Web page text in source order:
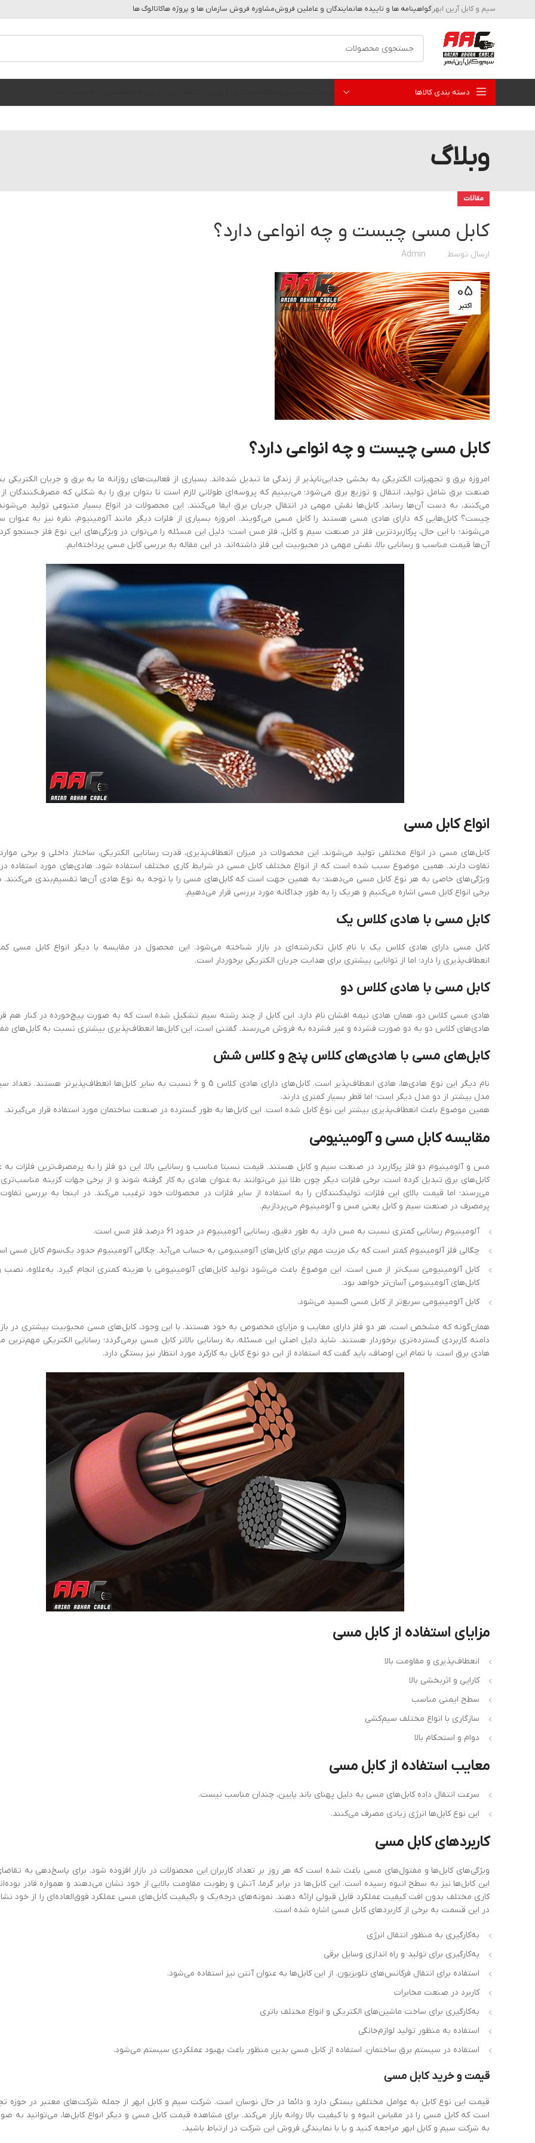
سیم و کابل آرین ابهر گواهینامه ها و تاییده هانمایندگان و عاملین فروشمشاوره فروش سازمان ها و پروژه هاکاتالوگ ها
دسته بندی کالاها
وبلاگ
مقالات
کابل مسی چیست و چه انواعی دارد؟
ارسال توسط Admin
05
اکتبر
کابل مسی چیست و چه انواعی دارد؟
امروزه برق و تجهیزات الکتریکی به بخشی جدایی‌ناپذیر از زندگی ما تبدیل شده‌اند. بسیاری از فعالیت‌های روزانه ما به برق و جریان الکتریکی
صنعت برق شامل تولید، انتقال و توزیع برق می‌شود؛ می‌بینیم که پروسه‌ای طولانی‌ لازم است تا بتوان برق را به شکلی که مصرف‌کنندگان از
می‌کنند، به دست آن‌ها رساند. کابل‌ها نقش مهمی در انتقال جریان برق ایفا می‌کنند. این محصولات در انواع بسیار متنوعی تولید
چیست؟ کابل‌هایی که دارای هادی مسی هستند را کابل مسی می‌گویند. امروزه بسیاری از فلزات دیگر مانند آلومینیوم، نقره نیز به عنوان
می‌شوند؛ با این ‌حال، پرکاربردترین فلز در صنعت سیم و کابل، فلز مس است؛ دلیل این مسئله را می‌توان در ویژگی‌های این نوع فلز جستجو
آن‌ها قیمت مناسب و رسانایی بالا، نقش مهمی در محبوبیت این فلز داشته‌اند. در این مقاله به بررسی کابل مسی پرداخته‌ایم.
انواع کابل مسی
کابل‌های مسی در انواع مختلفی تولید می‌شوند. این محصولات در میزان انعطاف‌پذیری، قدرت رسانایی الکتریکی، ساختار داخلی و برخی
تفاوت دارند. همین موضوع سبب شده است که از انواع مختلف کابل مسی در شرایط کاری مختلف استفاده شود. هادی‌های مورد استفاده در
ویژگی‌های خاصی به هر نوع کابل مسی می‌دهند؛ به همین جهت است که کابل‌های مسی را با توجه به نوع هادی آن‌ها تقسیم‌بندی می‌کنند.
برخی انواع کابل مسی اشاره می‌کنیم و هریک را به ‌طور جداگانه مورد بررسی قرار می‌دهیم.
کابل مسی با هادی کلاس یک
کابل مسی دارای هادی کلاس یک با نام کابل تک‌رشته‌ای در بازار شناخته می‌شود. این محصول در مقایسه با دیگر انواع کابل مسی
انعطاف‌پذیری را دارد؛ اما از توانایی بیشتری برای هدایت جریان الکتریکی برخوردار است.
کابل مسی با هادی کلاس دو
هادی‌ مسی کلاس دو، همان هادی نیمه افشان نام دارد. این کابل از چند رشته سیم تشکیل شده است که به صورت پیچ‌خورده در کنار هم
هادی‌های کلاس دو به دو صورت فشرده و غیر فشرده به فروش می‌رسند. گفتنی است، این کابل‌ها انعطاف‌پذیری بیشتری نسبت به کابل‌های
کابل‌های مسی با هادی‌های کلاس پنج و کلاس شش
نام دیگر این نوع هادی‌ها، هادی انعطاف‌پذیر است. کابل‌های دارای هادی کلاس 5 و 6 نسبت به سایر کابل‌ها انعطاف‌پذیرتر
مدل بیشتر از دو مدل دیگر است؛ اما قطر بسیار کمتری دارند.
همین موضوع باعث انعطاف‌پذیری بیشتر این نوع کابل شده است. این کابل‌ها به ‌طور گسترده در صنعت ساختمان مورد استفاده قرار می‌گیرند.
مقایسه کابل مسی و آلومینیومی
مس و آلومینیوم دو فلز پرکاربرد در صنعت سیم و کابل هستند. قیمت نسبتا مناسب و رسانایی بالا، این دو فلز را به پرمصرف‌ترین فلزات به
کابل‌های برق تبدیل کرده است. برخی فلزات دیگر چون طلا نیز می‌توانند به عنوان هادی به کار گرفته شوند و از برخی جهات گزینه
می‌رسند؛ اما قیمت بالای این فلزات، تولیدکنندگان را به استفاده از سایر فلزات در محصولات خود ترغیب می‌کند. در اینجا به بررسی
پرمصرف در صنعت سیم و کابل یعنی مس و آلومینیوم می‌پردازیم.
آلومینیوم رسانایی کمتری نسبت به مس دارد. به‌ طور دقیق، رسانایی آلومینیوم در حدود 61 درصد فلز مس است.
چگالی فلز آلومینیوم کمتر است که یک مزیت مهم برای کابل‌های آلومینیومی به‌ حساب می‌آید. چگالی آلومینیوم حدود یک‌سوم کابل مسی
کابل آلومینیومی سبک‌تر از مس است. این موضوع باعث می‌شود تولید کابل‌های آلومینیومی با هزینه کمتری انجام گیرد. به‌علاوه،
کابل‌های آلومینیومی آسان‌تر خواهد بود.
کابل آلومینیومی سریع‌تر از کابل مسی اکسید می‌شود.
همان‌گونه که مشخص است، هر دو فلز دارای معایب و مزایای مخصوص به خود هستند. با این ‌وجود، کابل‌های مسی محبوبیت بیشتری در بازار
دامنه کاربردی گسترده‌تری برخوردار هستند. شاید دلیل اصلی این مسئله، به رسانایی بالاتر کابل مسی برمی‌گردد؛ رسانایی الکتریکی
هادی برق است. با تمام این اوصاف، باید گفت که استفاده از این دو نوع کابل به کارکرد مورد انتظار نیز بستگی دارد.
مزایای استفاده از کابل مسی
انعطاف‌پذیری و مقاومت بالا
کارایی و اثربخشی بالا
سطح ایمنی مناسب
سازگاری با انواع مختلف سیم‌کشی
دوام و استحکام بالا
معایب استفاده از کابل مسی
سرعت انتقال داده کابل‌های مسی به دلیل پهنای باند پایین، چندان مناسب نیست.
این نوع کابل‌ها انرژی زیادی مصرف می‌کنند.
کاربردهایکابل مسی
ویژگی‌های کابل‌ها و مفتول‌های مسی باعث شده است که هر روز بر تعداد کاربران این محصولات در بازار افزوده شود. برای پاسخ‌دهی به تقاضای
این کابل‌ها نیز به سطح انبوه رسیده است. این کابل‌ها در برابر گرما، آتش و رطوبت مقاومت بالایی از خود نشان می‌دهند و همواره قادر
کاری مختلف بدون افت کیفیت عملکرد قابل قبولی ارائه دهند. نمونه‌های درجه‌یک و باکیفیت کابل‌های مسی عملکرد فوق‌العاده‌ای را از خود
در این قسمت به برخی از کاربردهای کابل مسی اشاره شده است.
به‌کارگیری به منظور انتقال انرژی
به‌کارگیری برای تولید و راه اندازی وسایل برقی
استفاده برای انتقال فرکانس‌های تلویزیون. از این کابل‌ها به عنوان آنتن نیز استفاده می‌شود.
کاربرد در صنعت مخابرات
به‌کارگیری برای ساخت ماشین‌های الکتریکی و انواع مختلف باتری
استفاده به منظور تولید لوازم‌خانگی
استفاده در سیستم برق ساختمان. استفاده از کابل مسی بدین منظور باعث بهبود عملکردی سیستم می‌شود.
قیمت و خرید کابل مسی
قیمت این نوع کابل به عوامل مختلفی بستگی دارد و دائما در حال نوسان است. شرکت سیم و کابل ابهر از جمله شرکت‌های معتبر در حوزه
است که کابل مسی را در مقیاس انبوه و با کیفیت بالا روانه بازار می‌کند. برای مشاهده قیمت کابل مسی و دیگر انواع کابل‌ها، می‌توانید به
به شرکت سیم و کابل ابهر مراجعه کنید و یا با نمایندگی فروش این شرکت در ارتباط باشید.